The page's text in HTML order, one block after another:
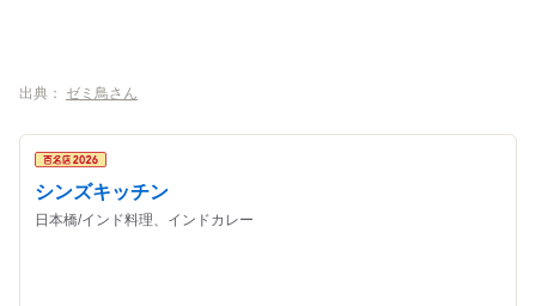
出典： ゼミ鳥さん
シンズキッチン
日本橋/インド料理、インドカレー